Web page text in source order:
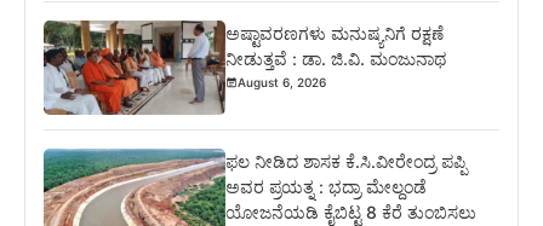
ಅಷ್ಟಾವರಣಗಳು ಮನುಷ್ಯನಿಗೆ ರಕ್ಷಣೆ
ನೀಡುತ್ತವೆ : ಡಾ. ಜಿ.ವಿ. ಮಂಜುನಾಥ
August 6, 2026
ಫಲ ನೀಡಿದ ಶಾಸಕ ಕೆ.ಸಿ.ವೀರೇಂದ್ರ ಪಪ್ಪಿ
ಅವರ ಪ್ರಯತ್ನ : ಭದ್ರಾ ಮೇಲ್ದಂಡೆ
ಯೋಜನೆಯಡಿ ಕೈಬಿಟ್ಟ 8 ಕೆರೆ ತುಂಬಿಸಲು